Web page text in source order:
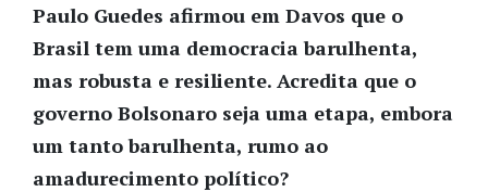
Paulo Guedes afirmou em Davos que o
Brasil tem uma democracia barulhenta,
mas robusta e resiliente. Acredita que o
governo Bolsonaro seja uma etapa, embora
um tanto barulhenta, rumo ao
amadurecimento político?